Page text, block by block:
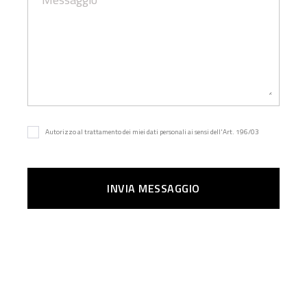
Autorizzo al trattamento dei miei dati personali ai sensi dell'Art. 196/03